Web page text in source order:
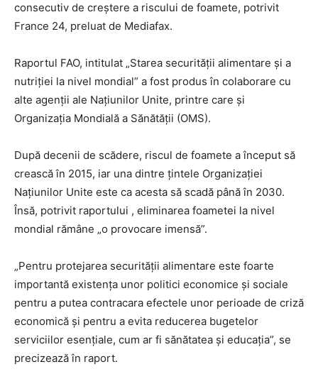
consecutiv de creștere a riscului de foamete, potrivit
France 24, preluat de Mediafax.
Raportul FAO, intitulat „Starea securității alimentare și a
nutriției la nivel mondial” a fost produs în colaborare cu
alte agenții ale Națiunilor Unite, printre care și
Organizația Mondială a Sănătății (OMS).
După decenii de scădere, riscul de foamete a început să
crească în 2015, iar una dintre țintele Organizației
Națiunilor Unite este ca acesta să scadă până în 2030.
Însă, potrivit raportului , eliminarea foametei la nivel
mondial rămâne „o provocare imensă”.
„Pentru protejarea securității alimentare este foarte
importantă existența unor politici economice și sociale
pentru a putea contracara efectele unor perioade de criză
economică și pentru a evita reducerea bugetelor
serviciilor esențiale, cum ar fi sănătatea și educația”, se
precizează în raport.